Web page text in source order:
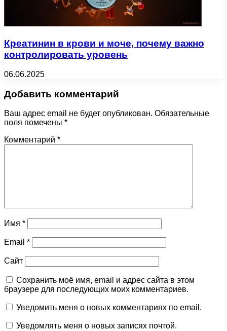
Креатинин в крови и моче, почему важно
контролировать уровень
06.06.2025
Добавить комментарий
Ваш адрес email не будет опубликован. Обязательные
поля помечены *
Комментарий *
Имя *
Email *
Сайт
Сохранить моё имя, email и адрес сайта в этом
браузере для последующих моих комментариев.
Уведомить меня о новых комментариях по email.
Уведомлять меня о новых записях почтой.